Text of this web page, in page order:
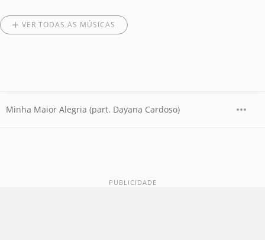
VER TODAS AS MÚSICAS
Minha Maior Alegria (part. Dayana Cardoso)